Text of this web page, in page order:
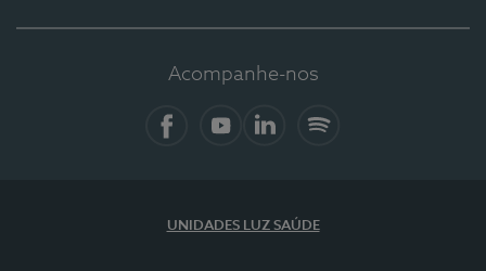
Acompanhe-nos
UNIDADES LUZ SAÚDE